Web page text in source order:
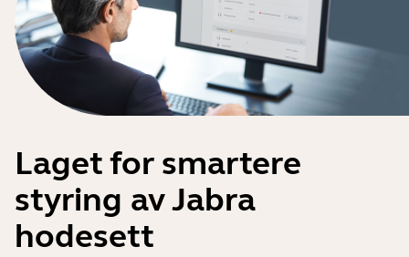
Laget for smartere
styring av Jabra
hodesett